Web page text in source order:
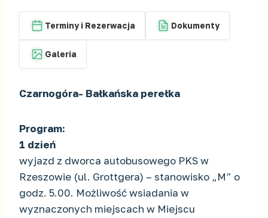
Terminy i Rezerwacja Dokumenty
Galeria
Czarnogóra- Bałkańska perełka
Program:
1 dzień
wyjazd z dworca autobusowego PKS w
Rzeszowie (ul. Grottgera) – stanowisko „M” o
godz. 5.00. Możliwość wsiadania w
wyznaczonych miejscach w Miejscu